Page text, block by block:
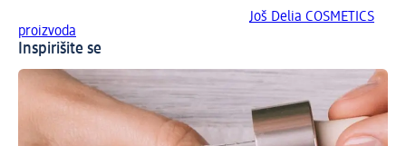
Još Delia COSMETICS
proizvoda
Inspirišite se